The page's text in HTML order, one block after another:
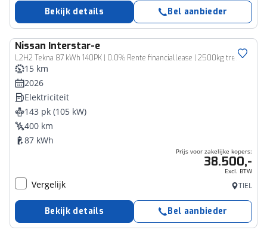
Bekijk details Bel aanbieder
Nissan Interstar-e
L2H2 Tekna 87 kWh 140PK | 0,0% Rente financiallease | 2500kg trekgewicht | 410km WLTP-actieradius | achteruitrijcamera | Stoelverwarming | Apple-carplay/Android-Auto
Bedrijfswagen
15 km
2026
Elektriciteit
143 pk (105 kW)
400 km
87 kWh
Prijs voor zakelijke kopers:
38.500,-
Excl. BTW
Vergelijk TIEL
Bekijk details Bel aanbieder